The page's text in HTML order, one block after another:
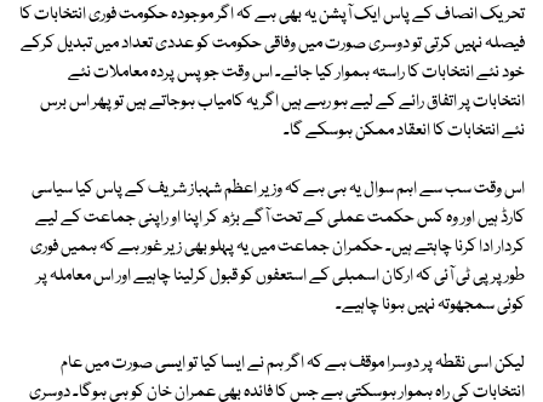
تحریک انصاف کے پاس ایک آپشن یہ بھی ہے کہ اگر موجودہ حکومت فوری انتخابات کا
فیصلہ نہیں کرتی تو دوسری صورت میں وفاقی حکومت کو عددی تعداد میں تبدیل کرکے
خود نئے انتخابات کا راستہ ہموار کیا جائے۔ اس وقت جو پس پردہ معاملات نئے
انتخابات پر اتفاق رائے کے لیے ہو رہے ہیں اگر یہ کامیاب ہوجاتے ہیں تو پھر اس برس
نئے انتخابات کا انعقاد ممکن ہوسکے گا۔
اس وقت سب سے اہم سوال یہ ہی ہے کہ وزیر اعظم شہباز شریف کے پاس کیا سیاسی
کارڈ ہیں اور وہ کس حکمت عملی کے تحت آگے بڑھ کر اپنا او راپنی جماعت کے لیے
کردار ادا کرنا چاہتے ہیں۔ حکمران جماعت میں یہ پہلو بھی زیر غور ہے کہ ہمیں فوری
طور پر پی ٹی آئی کہ ارکان اسمبلی کے استعفوں کو قبول کرلینا چاہیے اور اس معاملہ پر
کوئی سمجھوتہ نہیں ہونا چاہیے۔
لیکن اسی نقطہ پر دوسرا موقف ہے کہ اگر ہم نے ایسا کیا تو ایسی صورت میں عام
انتخابات کی راہ ہموار ہوسکتی ہے جس کا فائدہ بھی عمران خان کو ہی ہوگا۔ دوسری